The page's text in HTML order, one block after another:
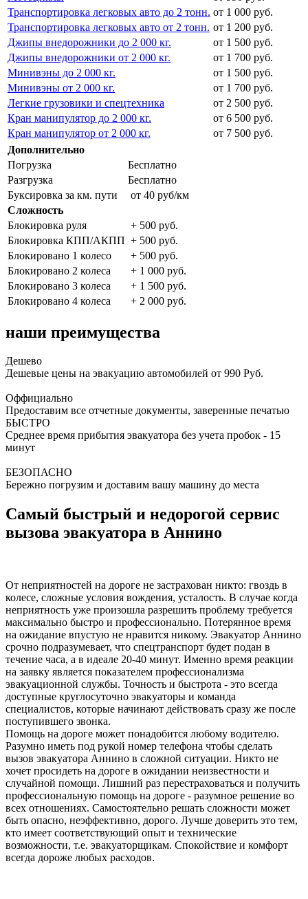
Транспортировка легковых авто до 2 тонн. от 1 000 руб.
Транспортировка легковых авто от 2 тонн. от 1 200 руб.
Джипы внедорожники до 2 000 кг.
от 1 500 руб.
Джипы внедорожники от 2 000 кг.
от 1 700 руб.
Минивэны до 2 000 кг.
от 1 500 руб.
Минивэны от 2 000 кг.
от 1 700 руб.
Легкие грузовики и спецтехника
от 2 500 руб.
Кран манипулятор до 2 000 кг.
от 6 500 руб.
Кран манипулятор от 2 000 кг.
от 7 500 руб.
Дополнительно
Погрузка
Бесплатно
Разгрузка
Бесплатно
Буксировка за км. пути
от 40 руб/км
Сложность
Блокировка руля
+ 500 руб.
Блокировка КПП/АКПП + 500 руб.
Блокировано 1 колесо
+ 500 руб.
Блокировано 2 колеса
+ 1 000 руб.
Блокировано 3 колеса
+ 1 500 руб.
Блокировано 4 колеса
+ 2 000 руб.
наши преимущества
Дешево
Дешевые цены на эвакуацию автомобилей от 990 Руб.
Оффициально
Предоставим все отчетные документы, заверенные печатью
БЫСТРО
Среднее время прибытия эвакуатора без учета пробок - 15
минут
БЕЗОПАСНО
Бережно погрузим и доставим вашу машину до места
Самый быстрый и недорогой сервис
вызова эвакуатора в Аннино
От неприятностей на дороге не застрахован никто: гвоздь в
колесе, сложные условия вождения, усталость. В случае когда
неприятность уже произошла разрешить проблему требуется
максимально быстро и профессионально. Потерянное время
на ожидание впустую не нравится никому. Эвакуатор Аннино
срочно подразумевает, что спецтранспорт будет подан в
течение часа, а в идеале 20-40 минут. Именно время реакции
на заявку является показателем профессионализма
эвакуационной службы. Точность и быстрота - это всегда
доступные круглосуточно эвакуаторы и команда
специалистов, которые начинают действовать сразу же после
поступившего звонка.
Помощь на дороге может понадобится любому водителю.
Разумно иметь под рукой номер телефона чтобы сделать
вызов эвакуатора Аннино в сложной ситуации. Никто не
хочет просидеть на дороге в ожидании неизвестности и
случайной помощи. Лишний раз перестраховаться и получить
профессиональную помощь на дороге - разумное решение во
всех отношениях. Самостоятельно решать сложности может
быть опасно, неэффективно, дорого. Лучше доверить это тем,
кто имеет соответствующий опыт и технические
возможности, т.е. эвакуаторщикам. Спокойствие и комфорт
всегда дороже любых расходов.